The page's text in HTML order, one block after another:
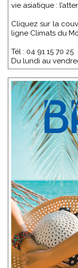
vie asiatique :
Cliquez sur la
ligne Climats du
Tél : 04 91 15 70 25
Du lundi au